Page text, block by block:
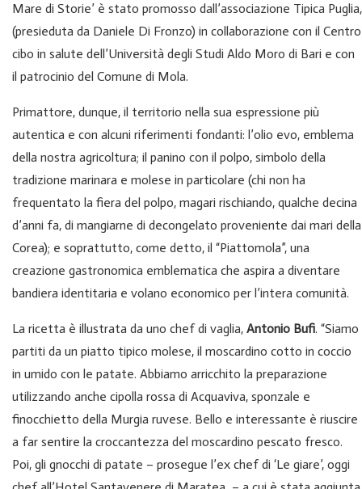
Mare di Storie’ è stato promosso dall’associazione Tipica Puglia,
(presieduta da Daniele Di Fronzo) in collaborazione con il Centro
cibo in salute dell’Università degli Studi Aldo Moro di Bari e con
il patrocinio del Comune di Mola.
Primattore, dunque, il territorio nella sua espressione più
autentica e con alcuni riferimenti fondanti: l’olio evo, emblema
della nostra agricoltura; il panino con il polpo, simbolo della
tradizione marinara e molese in particolare (chi non ha
frequentato la fiera del polpo, magari rischiando, qualche decina
d’anni fa, di mangiarne di decongelato proveniente dai mari della
Corea); e soprattutto, come detto, il “Piattomola”, una
creazione gastronomica emblematica che aspira a diventare
bandiera identitaria e volano economico per l’intera comunità.
La ricetta è illustrata da uno chef di vaglia, Antonio Bufi. “Siamo
partiti da un piatto tipico molese, il moscardino cotto in coccio
in umido con le patate. Abbiamo arricchito la preparazione
utilizzando anche cipolla rossa di Acquaviva, sponzale e
finocchietto della Murgia ruvese. Bello e interessante è riuscire
a far sentire la croccantezza del moscardino pescato fresco.
Poi, gli gnocchi di patate – prosegue l’ex chef di ‘Le giare’, oggi